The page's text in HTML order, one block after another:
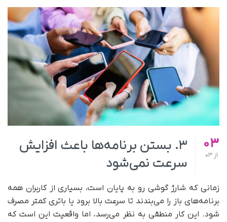
03
از 03
۳. بستن برنامه‌ها باعث افزایش
سرعت نمی‌شود
زمانی که شارژ گوشی رو به پایان است، بسیاری از کاربران همه
برنامه‌های باز را می‌بندند تا سرعت بالا برود یا باتری کمتر مصرف
شود. این کار منطقی به نظر می‌رسد، اما واقعیت این است که